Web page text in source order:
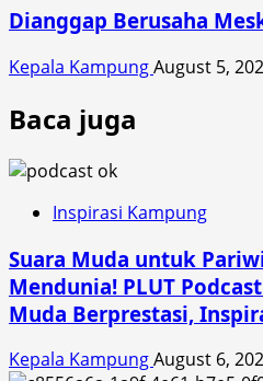
Dianggap Berusaha
Kepala KampungAugust 5,
Baca juga
Inspirasi Kampung
Suara Muda untuk
Mendunia! PLUT
Muda Berprestasi,
Kepala KampungAugust 6,